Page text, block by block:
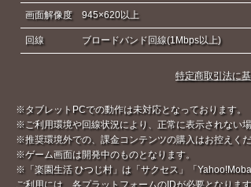
画面解像度 945×620以上
回線 ブロードバンド回線(1Mbps以上)
特定商取引法に
※タブレットPCでの動作は未対応となっております。
※ご利用環境や回線状況により、正常に表示されない場
※推奨環境外での、課金コンテンツの購入はお控えくだ
※ゲーム画面は開発中のものとなります。
※「楽園生活 ひつじ村」は「サクセス」「
ご利用には、各プラットフォームのIDが必要となります